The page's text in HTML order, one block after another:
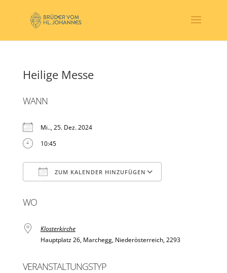
Heilige Messe
WANN
Mi.., 25. Dez. 2024
10:45
ZUM KALENDER HINZUFÜGEN
WO
Klosterkirche
Hauptplatz 26, Marchegg, Niederösterreich, 2293
VERANSTALTUNGSTYP